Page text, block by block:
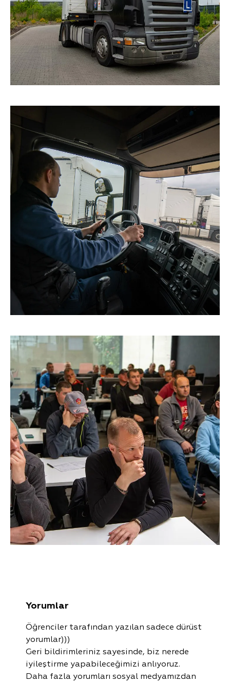
Yorumlar
Öğrenciler tarafından yazılan sadece dürüst
yorumlar)))
Geri bildirimleriniz sayesinde, biz nerede
iyileştirme yapabileceğimizi anlıyoruz.
Daha fazla yorumları sosyal medyamızdan